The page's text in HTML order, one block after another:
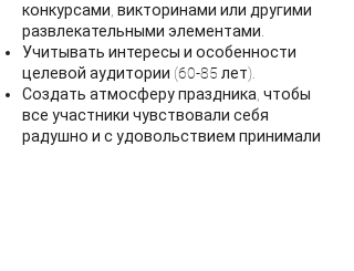
конкурсами, викторинами или другими
развлекательными элементами.
Учитывать интересы и особенности
целевой аудитории (60-85 лет).
Создать атмосферу праздника, чтобы
все участники чувствовали себя
радушно и с удовольствием принимали